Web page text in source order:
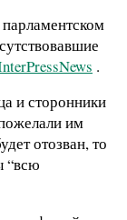
.
и сторонники
им
отозван, то
“всю